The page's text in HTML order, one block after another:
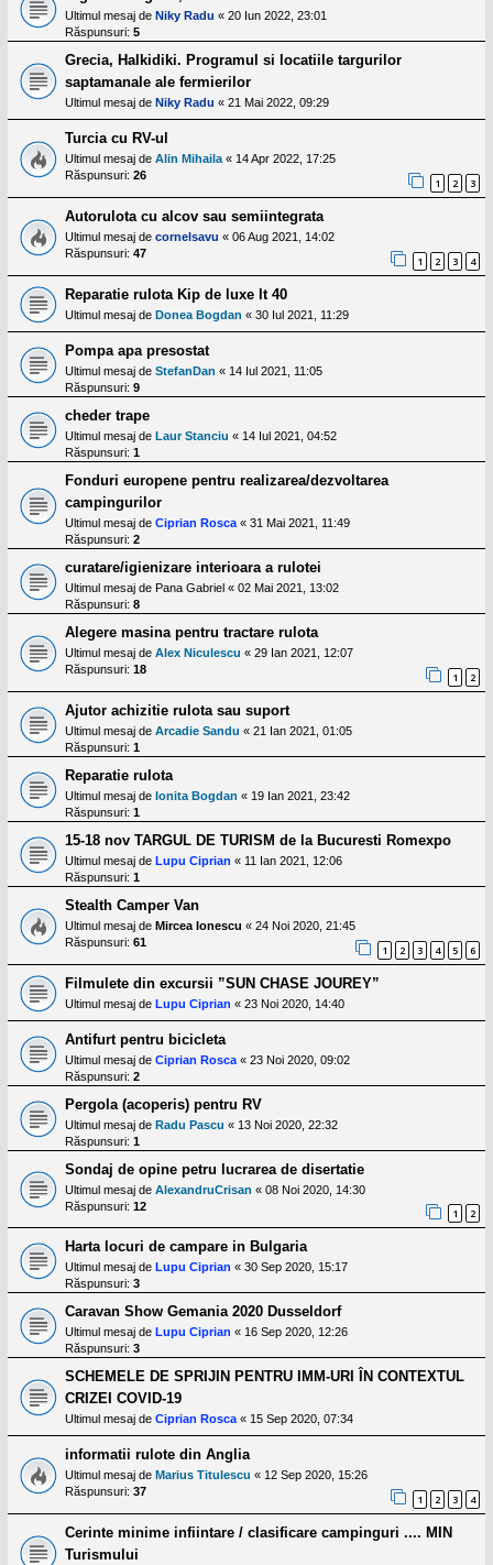
Ultimul mesaj de Niky Radu « 20 Iun 2022, 23:01
Răspunsuri: 5
Grecia, Halkidiki. Programul si locatiile targurilor
saptamanale ale fermierilor
Ultimul mesaj de Niky Radu « 21 Mai 2022, 09:29
Turcia cu RV-ul
Ultimul mesaj de Alin Mihaila « 14 Apr 2022, 17:25
Răspunsuri: 26
1 2 3
Autorulota cu alcov sau semiintegrata
Ultimul mesaj de cornelsavu « 06 Aug 2021, 14:02
Răspunsuri: 47
1 2 3 4
Reparatie rulota Kip de luxe lt 40
Ultimul mesaj de Donea Bogdan « 30 Iul 2021, 11:29
Pompa apa presostat
Ultimul mesaj de StefanDan « 14 Iul 2021, 11:05
Răspunsuri: 9
cheder trape
Ultimul mesaj de Laur Stanciu « 14 Iul 2021, 04:52
Răspunsuri: 1
Fonduri europene pentru realizarea/dezvoltarea
campingurilor
Ultimul mesaj de Ciprian Rosca « 31 Mai 2021, 11:49
Răspunsuri: 2
curatare/igienizare interioara a rulotei
Ultimul mesaj de Pana Gabriel « 02 Mai 2021, 13:02
Răspunsuri: 8
Alegere masina pentru tractare rulota
Ultimul mesaj de Alex Niculescu « 29 Ian 2021, 12:07
Răspunsuri: 18
1 2
Ajutor achizitie rulota sau suport
Ultimul mesaj de Arcadie Sandu « 21 Ian 2021, 01:05
Răspunsuri: 1
Reparatie rulota
Ultimul mesaj de Ionita Bogdan « 19 Ian 2021, 23:42
Răspunsuri: 1
15-18 nov TARGUL DE TURISM de la Bucuresti Romexpo
Ultimul mesaj de Lupu Ciprian « 11 Ian 2021, 12:06
Răspunsuri: 1
Stealth Camper Van
Ultimul mesaj de Mircea Ionescu « 24 Noi 2020, 21:45
Răspunsuri: 61
1 2 3 4 5 6
Filmulete din excursii ”SUN CHASE JOUREY”
Ultimul mesaj de Lupu Ciprian « 23 Noi 2020, 14:40
Antifurt pentru bicicleta
Ultimul mesaj de Ciprian Rosca « 23 Noi 2020, 09:02
Răspunsuri: 2
Pergola (acoperis) pentru RV
Ultimul mesaj de Radu Pascu « 13 Noi 2020, 22:32
Răspunsuri: 1
Sondaj de opine petru lucrarea de disertatie
Ultimul mesaj de AlexandruCrisan « 08 Noi 2020, 14:30
Răspunsuri: 12
1 2
Harta locuri de campare in Bulgaria
Ultimul mesaj de Lupu Ciprian « 30 Sep 2020, 15:17
Răspunsuri: 3
Caravan Show Gemania 2020 Dusseldorf
Ultimul mesaj de Lupu Ciprian « 16 Sep 2020, 12:26
Răspunsuri: 3
SCHEMELE DE SPRIJIN PENTRU IMM-URI ÎN CONTEXTUL
CRIZEI COVID-19
Ultimul mesaj de Ciprian Rosca« 15 Sep 2020, 07:34
informatii rulote din Anglia
Ultimul mesaj de Marius Titulescu « 12 Sep 2020, 15:26
Răspunsuri: 37
1 2 3 4
Cerinte minime infiintare / clasificare campinguri .... MIN
Turismului